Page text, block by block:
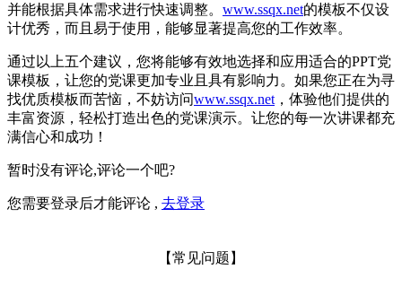
并能根据具体需求进行快速调整。 www.ssqx.net的模板不仅设
计优秀，而且易于使用，能够显著提高您的工作效率。
通过以上五个建议，您将能够有效地选择和应用适合的PPT党
课模板，让您的党课更加专业且具有影响力。如果您正在为寻
找优质模板而苦恼，不妨访问www.ssqx.net ，体验他们提供的
丰富资源，轻松打造出色的党课演示。让您的每一次讲课都充
满信心和成功！
暂时没有评论,评论一个吧?
您需要登录后才能评论 , 去登录
【常见问题】